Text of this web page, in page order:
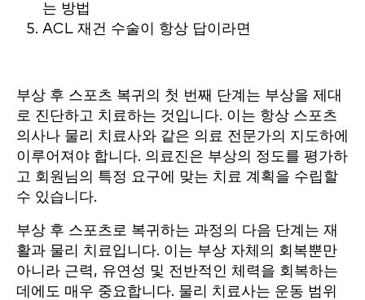
는 방법
ACL 재건 수술이 항상 답이라면
부상 후 스포츠 복귀의 첫 번째 단계는 부상을 제대
로 진단하고 치료하는 것입니다. 이는 항상 스포츠
의사나 물리 치료사와 같은 의료 전문가의 지도하에
이루어져야 합니다. 의료진은 부상의 정도를 평가하
고 회원님의 특정 요구에 맞는 치료 계획을 수립할
수 있습니다.
부상 후 스포츠로 복귀하는 과정의 다음 단계는 재
활과 물리 치료입니다. 이는 부상 자체의 회복뿐만
아니라 근력, 유연성 및 전반적인 체력을 회복하는
데에도 매우 중요합니다. 물리 치료사는 운동 범위